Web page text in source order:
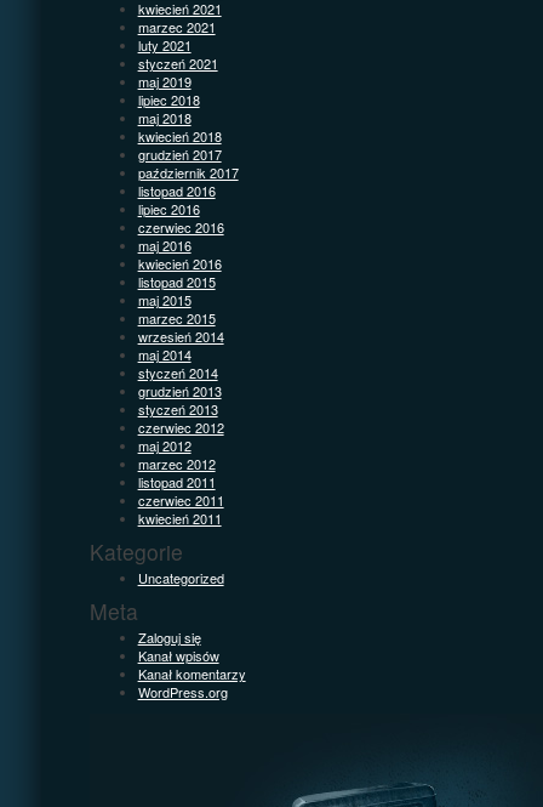
kwiecień 2021
marzec 2021
luty 2021
styczeń 2021
maj 2019
lipiec 2018
maj 2018
kwiecień 2018
grudzień 2017
październik 2017
listopad 2016
lipiec 2016
czerwiec 2016
maj 2016
kwiecień 2016
listopad 2015
maj 2015
marzec 2015
wrzesień 2014
maj 2014
styczeń 2014
grudzień 2013
styczeń 2013
czerwiec 2012
maj 2012
marzec 2012
listopad 2011
czerwiec 2011
kwiecień 2011
Kategorie
Uncategorized
Meta
Zaloguj się
Kanał wpisów
Kanał komentarzy
WordPress.org